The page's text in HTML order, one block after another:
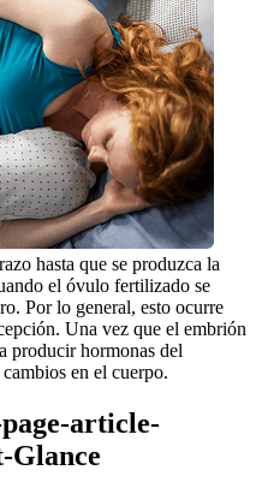
hasta que se produzca la
el óvulo fertilizado se
Por lo general, esto ocurre
Una vez que el embrión
producir hormonas del
en el cuerpo.
article-